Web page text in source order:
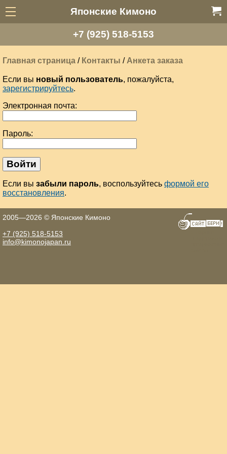
Японские Кимоно
+7 (925) 518-5153
Главная страница / Контакты / Анкета заказа
Если вы новый пользователь, пожалуйста,
зарегистрируйтесь.
Электронная почта:
Пароль:
Если вы забыли пароль, воспользуйтесь формой его
восстановления.
2005—2026 © Японские Кимоно
+7 (925) 518-5153
info@kimonojapan.ru